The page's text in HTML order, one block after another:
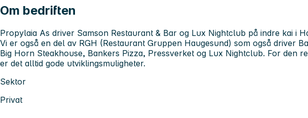
Om bedriften
Propylaia As driver Samson Restaurant & Bar og Lux Nightclub på indre kai i
Vi er også en del av RGH (Restaurant Gruppen Haugesund) som også driver
Big Horn Steakhouse, Bankers Pizza, Pressverket og Lux Nightclub. For den
er det alltid gode utviklingsmuligheter.
Sektor
Privat